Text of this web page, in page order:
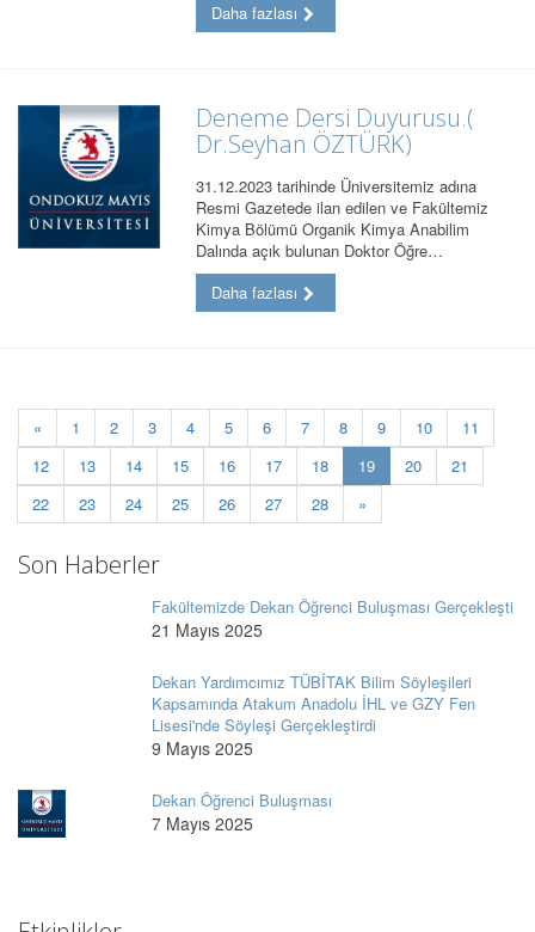
Daha fazlası
Deneme Dersi Duyurusu.(
Dr.Seyhan ÖZTÜRK)
31.12.2023 tarihinde Üniversitemiz adına
Resmi Gazetede ilan edilen ve Fakültemiz
Kimya Bölümü Organik Kimya Anabilim
Dalında açık bulunan Doktor Öğre…
Daha fazlası
« 1 2 3 4 5 6 7 8 9 10
11
12
13 14 15 16 17 18 19(current)
20
21
22
23 24 25 26 27 28 »
Son Haberler
Fakültemizde Dekan Öğrenci Buluşması Gerçekleşti
21 Mayıs 2025
Dekan Yardımcımız TÜBİTAK Bilim Söyleşileri
Kapsamında Atakum Anadolu İHL ve GZY Fen
Lisesi'nde Söyleşi Gerçekleştirdi
9 Mayıs 2025
Dekan Öğrenci Buluşması
7 Mayıs 2025